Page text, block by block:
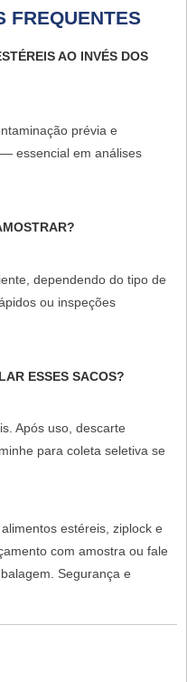
FREQUENTES
AO INVÉS DOS
prévia e
essencial em análises
dependendo do tipo de
ou inspeções
ESSES SACOS?
Após uso, descarte
para coleta seletiva se
estéreis, ziplock e
com amostra ou fale
. Segurança e